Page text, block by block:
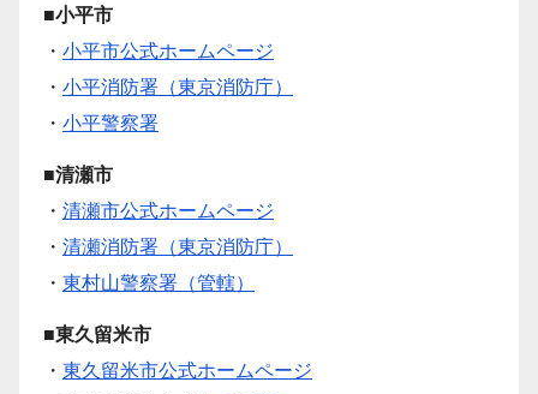
■小平市
・ 小平市公式ホームページ
・ 小平消防署（東京消防庁）
・ 小平警察署
■清瀬市
・ 清瀬市公式ホームページ
・ 清瀬消防署（東京消防庁）
・ 東村山警察署（管轄）
■東久留米市
・ 東久留米市公式ホームページ